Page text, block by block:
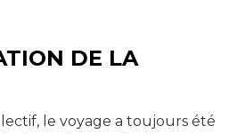
DE LA
le voyage a toujours été